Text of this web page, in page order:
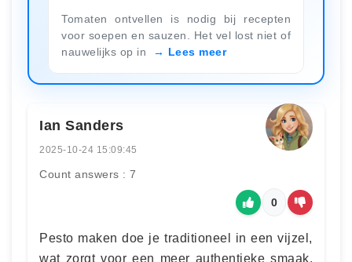
Tomaten ontvellen is nodig bij recepten
voor soepen en sauzen. Het vel lost niet of
nauwelijks op in
Lees meer
Ian Sanders
2025-10-24 15:09:45
Count answers : 7
0
Pesto maken doe je traditioneel in een vijzel,
wat zorgt voor een meer authentieke smaak.